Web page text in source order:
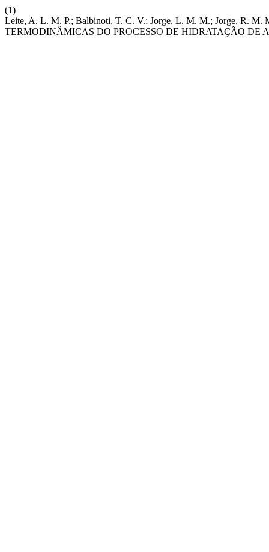
(1)
Leite, A. L. M. P.; Balbinoti, T. C. V.; Jorge, L. M. M.; Jorge, R.
TERMODINÂMICAS DO PROCESSO DE HIDRATAÇÃO DE